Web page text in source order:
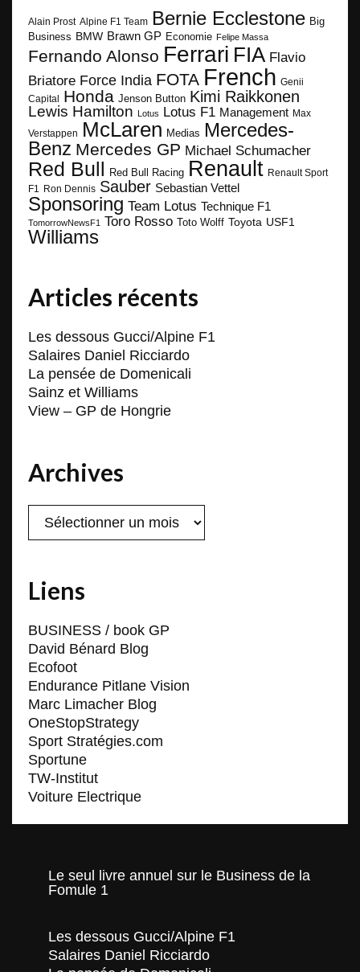
Alain Prost Alpine F1 Team Bernie Ecclestone Big
Business BMW Brawn GP Economie Felipe Massa
Fernando Alonso Ferrari FIA Flavio
Briatore Force India FOTA French Genii
Capital
Honda Jenson Button Kimi Raikkonen
Lewis Hamilton Lotus Lotus F1 Management Max
Verstappen McLaren Medias
Mercedes-
Benz Mercedes GP Michael Schumacher
Red Bull Red Bull Racing Renault Renault Sport
F1 Ron Dennis Sauber Sebastian Vettel
Sponsoring Team Lotus Technique F1
TomorrowNewsF1 Toro Rosso Toto Wolff Toyota USF1
Williams
Articles récents
Les dessous Gucci/Alpine F1
Salaires Daniel Ricciardo
La pensée de Domenicali
Sainz et Williams
View – GP de Hongrie
Archives
Liens
BUSINESS / book GP
David Bénard Blog
Ecofoot
Endurance Pitlane Vision
Marc Limacher Blog
OneStopStrategy
Sport Stratégies.com
Sportune
TW-Institut
Voiture Electrique
Le seul livre annuel sur le Business de la
Fomule 1
Les dessous Gucci/Alpine F1
Salaires Daniel Ricciardo